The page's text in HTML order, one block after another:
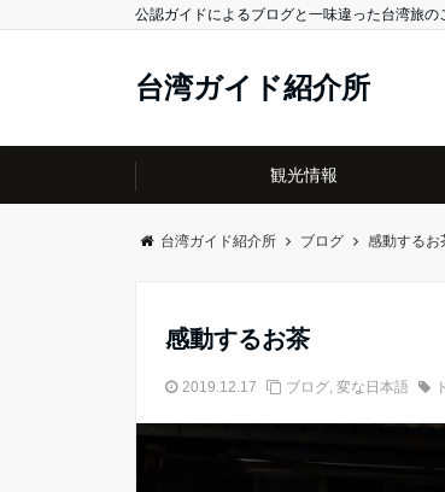
公認ガイドによるブログと一味違った台湾旅の
台湾ガイド紹介所
観光情報
台湾ガイド紹介所 ブログ 感動するお
感動するお茶
2019.12.17 ブログ, 変な日本語